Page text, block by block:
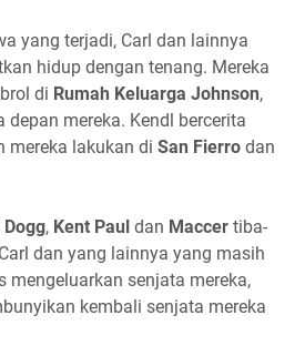
yang terjadi, Carl dan lainnya
hidup dengan tenang. Mereka
di Rumah Keluarga Johnson,
depan mereka. Kendl bercerita
mereka lakukan di San Fierro dan
, Kent Paul dan Maccer tiba-
dan yang lainnya yang masih
mengeluarkan senjata mereka,
kembali senjata mereka